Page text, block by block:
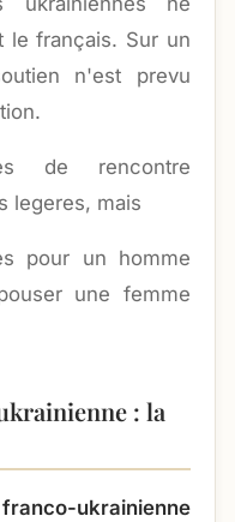
le français. Sur un
n'est prevu
de rencontre
legeres, mais
pour un homme
une femme
: la
ukrainienne